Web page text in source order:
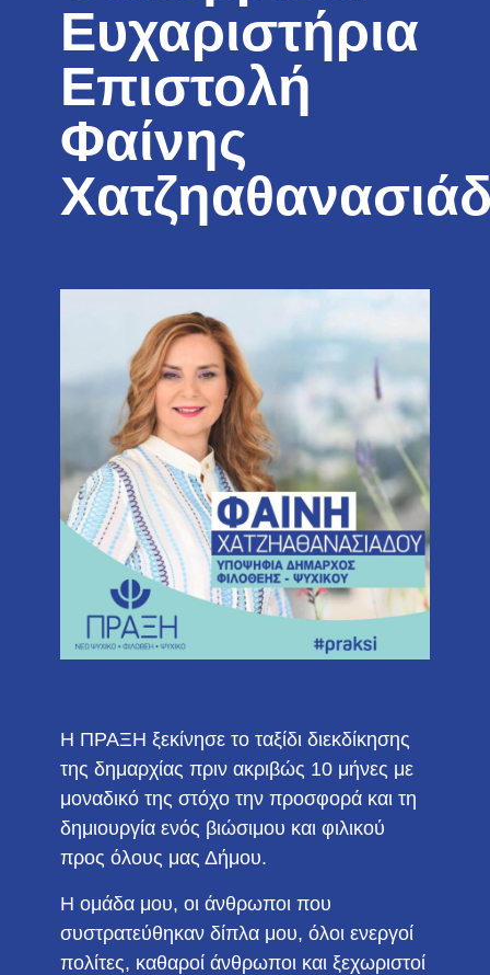
Ευχαριστήρια
Επιστολή
Φαίνης
Η ΠΡΑΞΗ ξεκίνησε το ταξίδι διεκδίκησης
της δημαρχίας πριν ακριβώς 10 μήνες με
μοναδικό της στόχο την προσφορά και τη
δημιουργία ενός βιώσιμου και φιλικού
προς όλους μας Δήμου.
Η ομάδα μου, οι άνθρωποι που
συστρατεύθηκαν δίπλα μου, όλοι ενεργοί
πολίτες, καθαροί άνθρωποι και ξεχωριστοί